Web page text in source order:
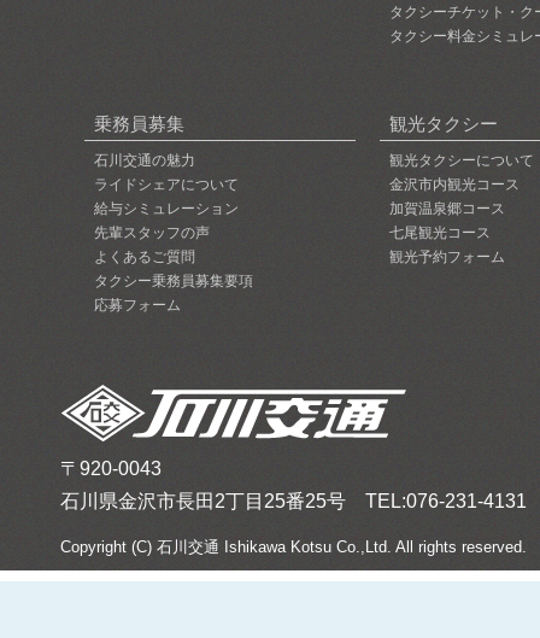
タクシーチケット・ク
タクシー料金シミュレ
乗務員募集
石川交通の魅力
ライドシェアについて
給与シミュレーション
先輩スタッフの声
よくあるご質問
タクシー乗務員募集要項
応募フォーム
観光タクシー
観光タクシーについて
金沢市内観光コース
加賀温泉郷コース
七尾観光コース
観光予約フォーム
〒920-0043
石川県金沢市長田2丁目25番25号 TEL:076-231-4131
Copyright (C) 石川交通 Ishikawa Kotsu Co.,Ltd. All rights reserved.